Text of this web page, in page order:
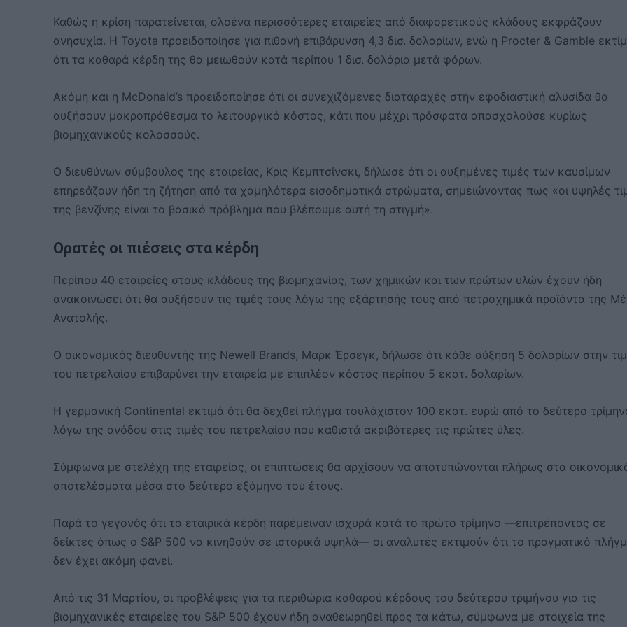
Καθώς η κρίση παρατείνεται, ολοένα περισσότερες εταιρείες από διαφορετικούς κλάδους εκφράζουν
ανησυχία. Η Toyota προειδοποίησε για πιθανή επιβάρυνση 4,3 δισ. δολαρίων, ενώ η Procter & Gamble
ότι τα καθαρά κέρδη της θα μειωθούν κατά περίπου 1 δισ. δολάρια μετά φόρων.
Ακόμη και η McDonald’s προειδοποίησε ότι οι συνεχιζόμενες διαταραχές στην εφοδιαστική αλυσίδα θα
αυξήσουν μακροπρόθεσμα το λειτουργικό κόστος, κάτι που μέχρι πρόσφατα απασχολούσε κυρίως
βιομηχανικούς κολοσσούς.
Ο διευθύνων σύμβουλος της εταιρείας, Κρις Κεμπτσίνσκι, δήλωσε ότι οι αυξημένες τιμές των καυσίμων
επηρεάζουν ήδη τη ζήτηση από τα χαμηλότερα εισοδηματικά στρώματα, σημειώνοντας πως «οι υψηλές
της βενζίνης είναι το βασικό πρόβλημα που βλέπουμε αυτή τη στιγμή».
Ορατές οι πιέσεις στα κέρδη
Περίπου 40 εταιρείες στους κλάδους της βιομηχανίας, των χημικών και των πρώτων υλών έχουν ήδη
ανακοινώσει ότι θα αυξήσουν τις τιμές τους λόγω της εξάρτησής τους από πετροχημικά προϊόντα της
Ανατολής.
Ο οικονομικός διευθυντής της Newell Brands, Μαρκ Έρσεγκ, δήλωσε ότι κάθε αύξηση 5 δολαρίων στην
του πετρελαίου επιβαρύνει την εταιρεία με επιπλέον κόστος περίπου 5 εκατ. δολαρίων.
Η γερμανική Continental εκτιμά ότι θα δεχθεί πλήγμα τουλάχιστον 100 εκατ. ευρώ από το δεύτερο
λόγω της ανόδου στις τιμές του πετρελαίου που καθιστά ακριβότερες τις πρώτες ύλες.
Σύμφωνα με στελέχη της εταιρείας, οι επιπτώσεις θα αρχίσουν να αποτυπώνονται πλήρως στα
αποτελέσματα μέσα στο δεύτερο εξάμηνο του έτους.
Παρά το γεγονός ότι τα εταιρικά κέρδη παρέμειναν ισχυρά κατά το πρώτο τρίμηνο —επιτρέποντας σε
δείκτες όπως ο S&P 500 να κινηθούν σε ιστορικά υψηλά— οι αναλυτές εκτιμούν ότι το πραγματικό
δεν έχει ακόμη φανεί.
Από τις 31 Μαρτίου, οι προβλέψεις για τα περιθώρια καθαρού κέρδους του δεύτερου τριμήνου για τις
βιομηχανικές εταιρείες του S&P 500 έχουν ήδη αναθεωρηθεί προς τα κάτω, σύμφωνα με στοιχεία της